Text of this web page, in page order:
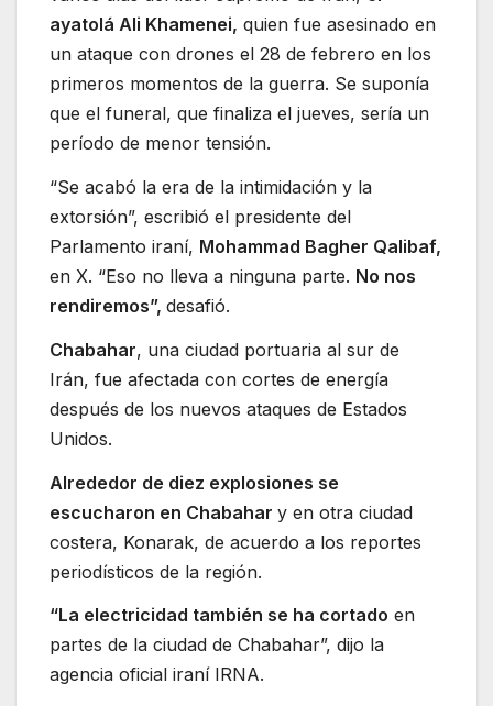
ayatolá Ali Khamenei, quien fue asesinado en
un ataque con drones el 28 de febrero en los
primeros momentos de la guerra. Se suponía
que el funeral, que finaliza el jueves, sería un
período de menor tensión.
“Se acabó la era de la intimidación y la
extorsión”, escribió el presidente del
Parlamento iraní, Mohammad Bagher Qalibaf,
en X. “Eso no lleva a ninguna parte. No nos
rendiremos”, desafió.
Chabahar, una ciudad portuaria al sur de
Irán, fue afectada con cortes de energía
después de los nuevos ataques de Estados
Unidos.
Alrededor de diez explosiones se
escucharon en Chabahar y en otra ciudad
costera, Konarak, de acuerdo a los reportes
periodísticos de la región.
“La electricidad también se ha cortado en
partes de la ciudad de Chabahar”, dijo la
agencia oficial iraní IRNA.